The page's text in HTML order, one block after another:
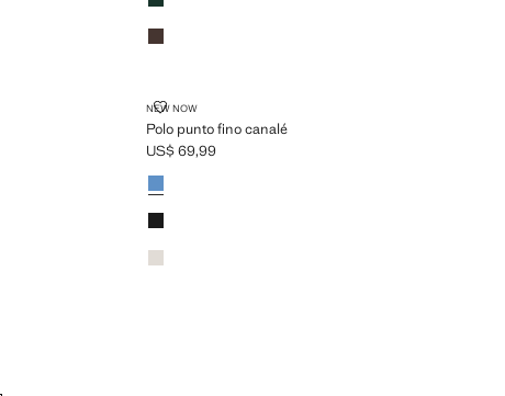
Marrón
NEW NOW
Polo punto fino canalé
POLO PUNTO FINO CANALÉ
Precio actual [US$ 69,99 ]
US$ 69,99
Colores
Azul
Negro
Gris hielo